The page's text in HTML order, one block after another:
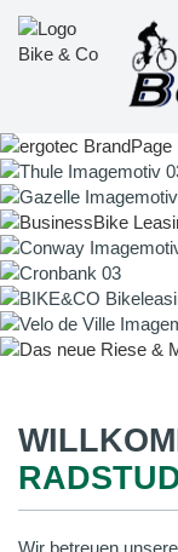
Wir betreuen